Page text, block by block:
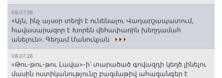
08.07.26
«Այն, ինչ այսօր տեղի է ունենալու Վաղարշապատում,
հավասարազոր է Խորեն վեհափառին խեղդամահ
անելուն»․ Գեղամ Մանուկյան
08.07.26
«Թու-թու-թու Լավա»-ի՝ տարածած գովազդի կեղծ լինելու
մասին ոստիկանությունը բազմաթիվ ահազանգեր է